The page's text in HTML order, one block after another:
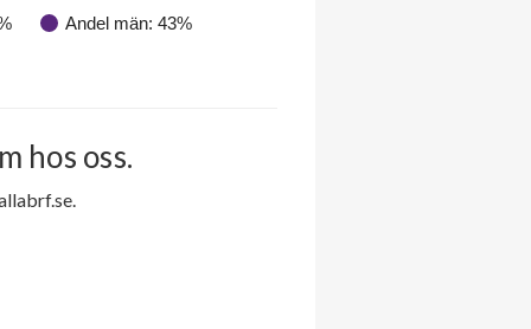
Andel män: 43%
hos oss.